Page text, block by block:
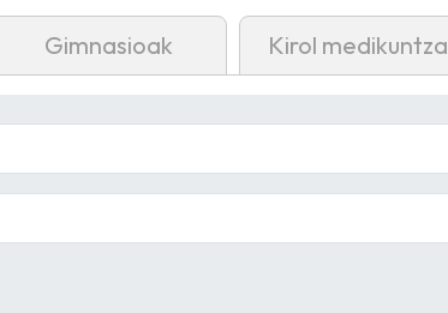
Gimnasioak Kirol medikuntza